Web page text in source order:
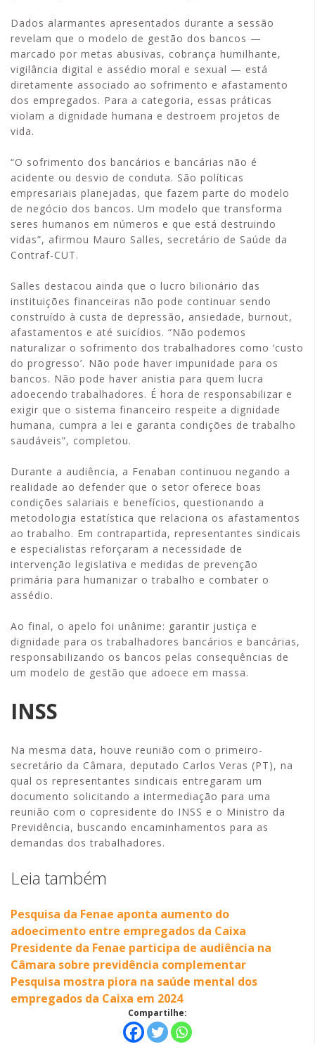
Dados alarmantes apresentados durante a sessão
revelam que o modelo de gestão dos bancos —
marcado por metas abusivas, cobrança humilhante,
vigilância digital e assédio moral e sexual — está
diretamente associado ao sofrimento e afastamento
dos empregados. Para a categoria, essas práticas
violam a dignidade humana e destroem projetos de
vida.
“O sofrimento dos bancários e bancárias não é
acidente ou desvio de conduta. São políticas
empresariais planejadas, que fazem parte do modelo
de negócio dos bancos. Um modelo que transforma
seres humanos em números e que está destruindo
vidas”, afirmou Mauro Salles, secretário de Saúde da
Contraf-CUT.
Salles destacou ainda que o lucro bilionário das
instituições financeiras não pode continuar sendo
construído à custa de depressão, ansiedade, burnout,
afastamentos e até suicídios. “Não podemos
naturalizar o sofrimento dos trabalhadores como ‘custo
do progresso’. Não pode haver impunidade para os
bancos. Não pode haver anistia para quem lucra
adoecendo trabalhadores. É hora de responsabilizar e
exigir que o sistema financeiro respeite a dignidade
humana, cumpra a lei e garanta condições de trabalho
saudáveis”, completou.
Durante a audiência, a Fenaban continuou negando a
realidade ao defender que o setor oferece boas
condições salariais e benefícios, questionando a
metodologia estatística que relaciona os afastamentos
ao trabalho. Em contrapartida, representantes sindicais
e especialistas reforçaram a necessidade de
intervenção legislativa e medidas de prevenção
primária para humanizar o trabalho e combater o
assédio.
Ao final, o apelo foi unânime: garantir justiça e
dignidade para os trabalhadores bancários e bancárias,
responsabilizando os bancos pelas consequências de
um modelo de gestão que adoece em massa.
INSS
Na mesma data, houve reunião com o primeiro-
secretário da Câmara, deputado Carlos Veras (PT), na
qual os representantes sindicais entregaram um
documento solicitando a intermediação para uma
reunião com o copresidente do INSS e o Ministro da
Previdência, buscando encaminhamentos para as
demandas dos trabalhadores.
Leia também
Pesquisa da Fenae aponta aumento do
adoecimento entre empregados da Caixa
Presidente da Fenae participa de audiência na
Câmara sobre previdência complementar
Pesquisa mostra piora na saúde mental dos
empregados da Caixa em 2024
Compartilhe: